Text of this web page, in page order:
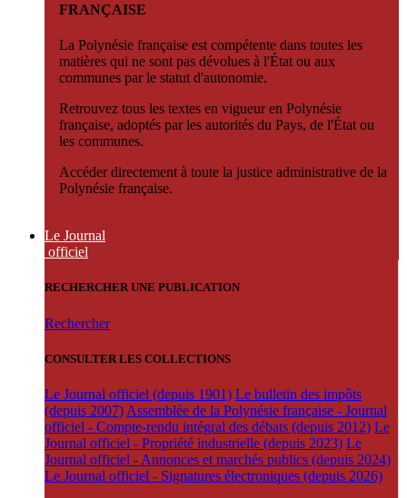
FRANÇAISE
La Polynésie française est compétente dans toutes les
matières qui ne sont pas dévolues à l'État ou aux
communes par le statut d'autonomie.
Retrouvez tous les textes en vigueur en Polynésie
française, adoptés par les autorités du Pays, de l'État ou
les communes.
Accéder directement à toute la justice administrative de la
Polynésie française.
Le Journal
officiel
RECHERCHER UNE PUBLICATION
Rechercher
CONSULTER LES COLLECTIONS
Le Journal officiel (depuis 1901) Le bulletin des impôts
(depuis 2007) Assemblée de la Polynésie française - Journal
officiel - Compte-rendu intégral des débats (depuis 2012) Le
Journal officiel - Propriété industrielle (depuis 2023) Le
Journal officiel - Annonces et marchés publics (depuis 2024)
Le Journal officiel - Signatures électroniques (depuis 2026)